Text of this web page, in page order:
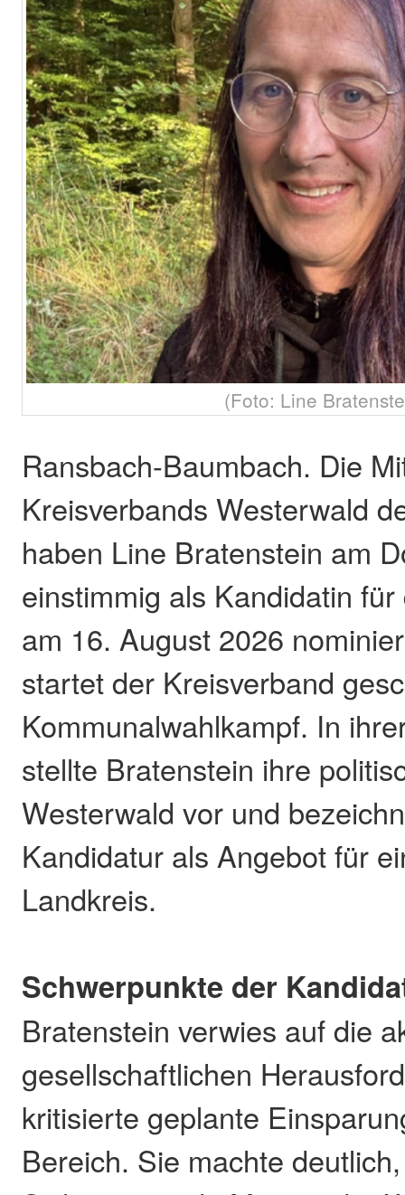
(Foto: Line
Ransbach-Baumbach. Die
Kreisverbands Westerwald
haben Line Bratenstein am
einstimmig als Kandidatin
am 16. August 2026
startet der Kreisverband
Kommunalwahlkampf. In
stellte Bratenstein ihre
Westerwald vor und
Kandidatur als Angebot für
Landkreis.
Schwerpunkte der
Bratenstein verwies auf die
gesellschaftlichen
kritisierte geplante
Bereich. Sie machte